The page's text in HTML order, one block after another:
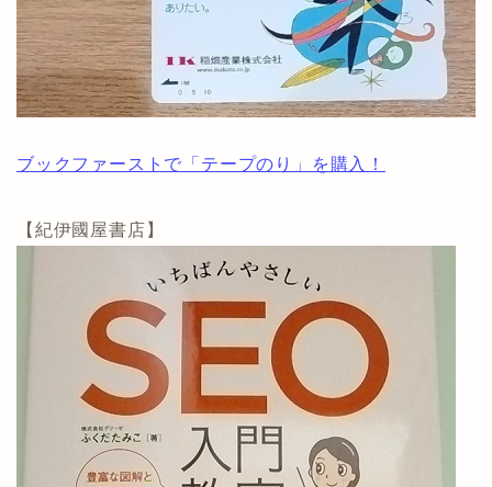
ブックファーストで「テープのり」を購入！
【紀伊國屋書店】